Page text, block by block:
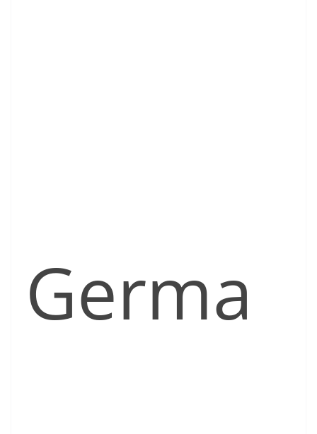
Germa